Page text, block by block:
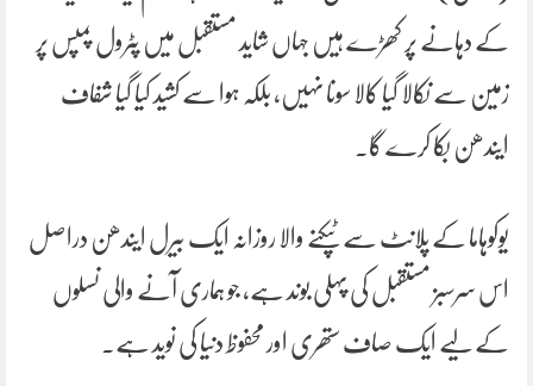
کے دہانے پر کھڑے ہیں جہاں شاید مستقبل میں پٹرول پمپس پر
زمین سے نکالا گیا کالا سونا نہیں، بلکہ ہوا سے کشید کیا گیا شفاف
ایندھن بکا کرے گا۔
یوکوہاما کے پلانٹ سے ٹپکنے والا روزانہ ایک بیرل ایندھن دراصل
اس سرسبز مستقبل کی پہلی بوند ہے، جو ہماری آنے والی نسلوں
کے لیے ایک صاف ستھری اور محفوظ دنیا کی نوید ہے۔